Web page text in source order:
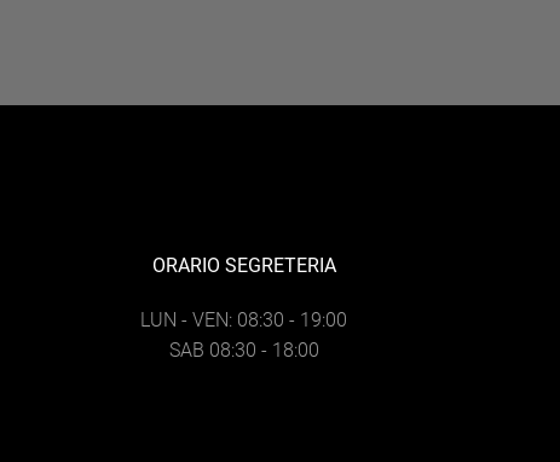
ORARIO SEGRETERIA
LUN - VEN: 08:30 - 19:00
SAB 08:30 - 18:00